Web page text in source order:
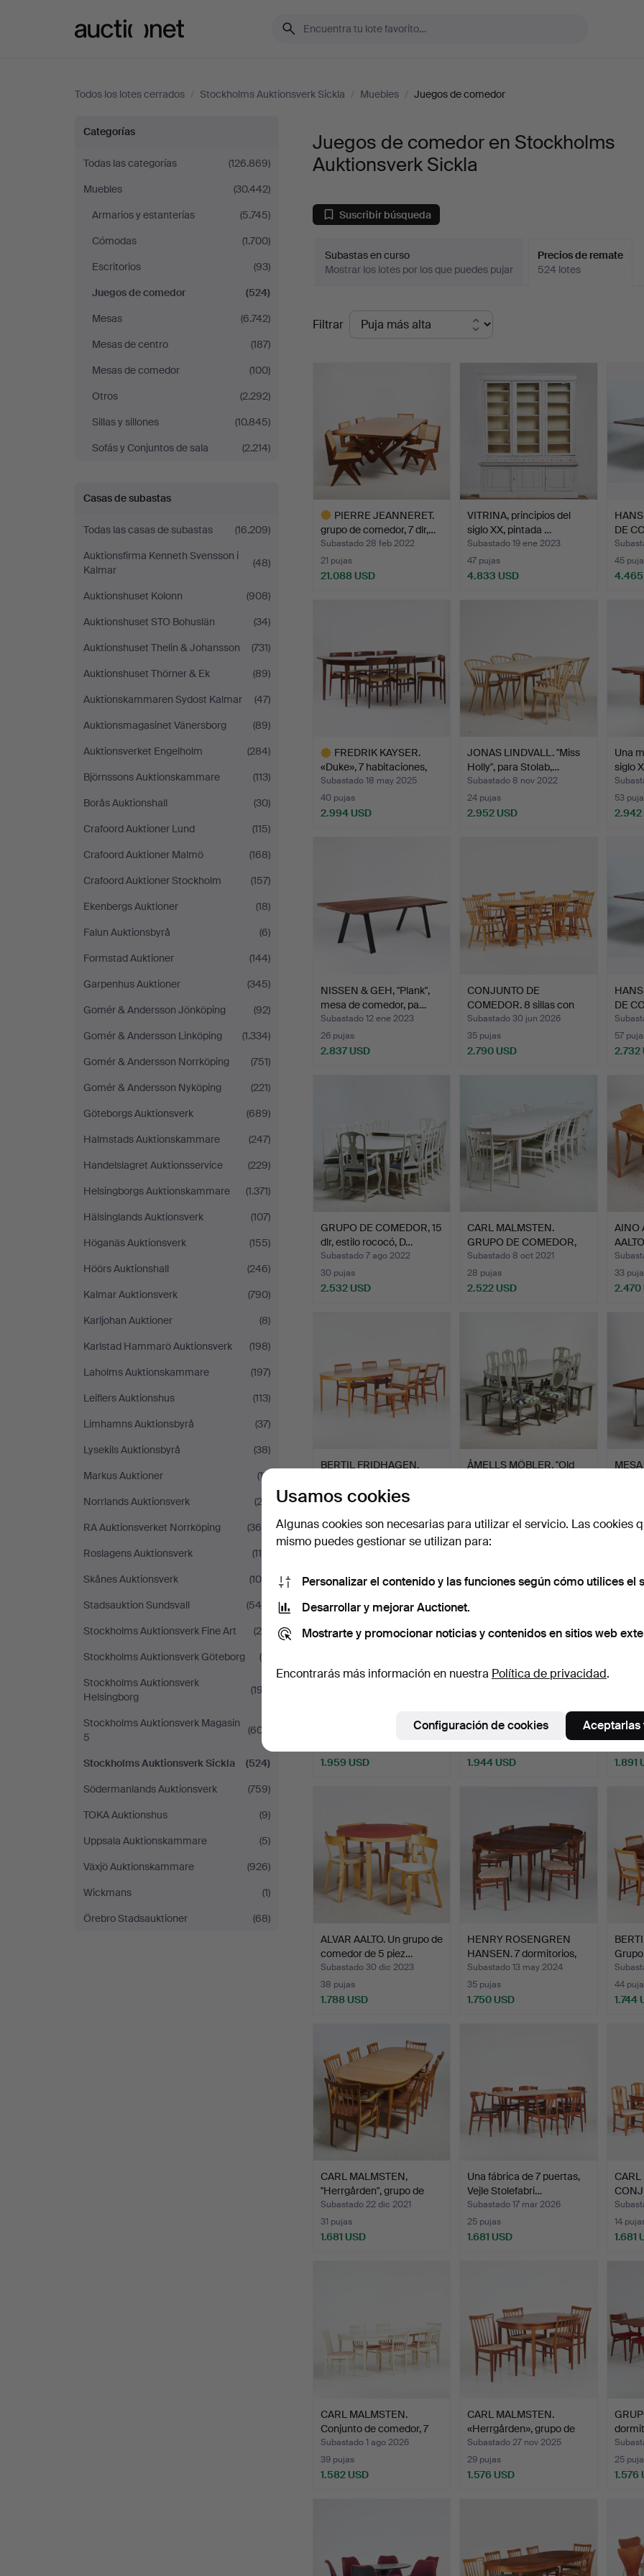
Todos los lotes cerrados / Stockholms Auktionsverk Sickla / Muebles / Juegos de comedor
Juegos
de
comedor
en
Stockholms
Auktionsverk
Sickla
Categorías
Todas las categorías
(126.869)
Muebles
(30.442)
Armarios y estanterías
(5.745)
Cómodas
(1.700)
Escritorios
(93)
Juegos de comedor
(524)
Mesas
(6.742)
Mesas de centro
(187)
Mesas de comedor
(100)
Otros
(2.292)
Sillas y sillones
(10.845)
Sofás y Conjuntos de sala
(2.214)
Casas de subastas
Todas las casas de subastas
(16.209)
Auktionsfirma Kenneth Svensson i
Kalmar
(48)
Auktionshuset Kolonn
(908)
Auktionshuset STO Bohuslän
(34)
Auktionshuset Thelin & Johansson
(731)
Auktionshuset Thörner & Ek
(89)
Auktionskammaren Sydost Kalmar
(47)
Auktionsmagasinet Vänersborg
(89)
Auktionsverket Engelholm
(284)
Björnssons Auktionskammare
(113)
Borås Auktionshall
(30)
Crafoord Auktioner Lund
(115)
Crafoord Auktioner Malmö
(168)
Crafoord Auktioner Stockholm
(157)
Ekenbergs Auktioner
(18)
Falun Auktionsbyrå
(6)
Formstad Auktioner
(144)
Garpenhus Auktioner
(345)
Gomér & Andersson Jönköping
(92)
Gomér & Andersson Linköping
(1.334)
Gomér & Andersson Norrköping
(751)
Gomér & Andersson Nyköping
(221)
Göteborgs Auktionsverk
(689)
Halmstads Auktionskammare
(247)
Handelslagret Auktionsservice
(229)
Helsingborgs Auktionskammare
(1.371)
Hälsinglands Auktionsverk
(107)
Höganäs Auktionsverk
(155)
Höörs Auktionshall
(246)
Kalmar Auktionsverk
(790)
Karljohan Auktioner
(8)
Karlstad Hammarö Auktionsverk
(198)
Laholms Auktionskammare
(197)
Leiflers Auktionshus
(113)
Limhamns Auktionsbyrå
(37)
Lysekils Auktionsbyrå
(38)
Markus Auktioner
(17)
Norrlands Auktionsverk
(22)
RA Auktionsverket Norrköping
(365)
Roslagens Auktionsverk
(110)
Skånes Auktionsverk
(104)
Stadsauktion Sundsvall
(549)
Stockholms Auktionsverk Fine Art
(25)
Stockholms Auktionsverk Göteborg
(8)
Stockholms Auktionsverk
Helsingborg
(197)
Stockholms Auktionsverk Magasin
5
(607)
Stockholms Auktionsverk Sickla
(524)
Södermanlands Auktionsverk
(759)
TOKA Auktionshus
(9)
Uppsala Auktionskammare
(5)
Växjö Auktionskammare
(926)
Wickmans
(1)
Örebro Stadsauktioner
(68)
Juegos de comedor en Stockholms
Auktionsverk Sickla
Suscribir búsqueda
Subastas en curso
Mostrar los lotes por los que puedes pujar
Precios de remate
524 lotes
Precios
de
Filtrar
PIERRE JEANNERET.
grupo de comedor, 7 dlr,…
Subastado 28 feb 2022
21 pujas
21.088 USD
VITRINA, principios del
siglo XX, pintada …
Subastado 19 ene 2023
47 pujas
4.833 USD
DE
m…
45
4.465
FREDRIK KAYSER.
«Duke», 7 habitaciones,
me…
Subastado 18 may 2025
40 pujas
2.994 USD
JONAS LINDVALL. "Miss
Holly", para Stolab,…
Subastado 8 nov 2022
24 pujas
2.952 USD
Una
siglo
53
2.942
NISSEN & GEH, "Plank",
mesa de comedor, pa…
Subastado 12 ene 2023
26 pujas
2.837 USD
CONJUNTO DE
COMEDOR. 8 sillas con
brazos C…
Subastado 30 jun 2026
35 pujas
2.790 USD
DE
m…
57
2.732
GRUPO DE COMEDOR, 15
dlr, estilo rococó, D…
Subastado 7 ago 2022
30 pujas
2.532 USD
CARL MALMSTEN.
GRUPO DE COMEDOR,
"Herrgård…
Subastado 8 oct 2021
28 pujas
2.522 USD
AINO
y…
33
2.470
BERTIL FRIDHAGEN.
«Facet…
Subastado 18 jun 2025
2.109 USD
ÅMELLS MÖBLER, "Old
2.101 USD 2.049
1.959 USD
mesa de comedor, modelo
"CH…
Subastado 27 sep 2021
1.944 USD
de
1.891
ALVAR AALTO. Un grupo de
comedor de 5 piez…
Subastado 30 dic 2023
38 pujas
1.788 USD
HENRY ROSENGREN
HANSEN. 7 dormitorios,
mes…
Subastado 13 may 2024
35 pujas
1.750 USD
piez…
44
1.744
CARL MALMSTEN,
"Herrgården", grupo de
come…
Subastado 22 dic 2021
31 pujas
1.681 USD
Una fábrica de 7 puertas,
Vejle Stolefabri…
Subastado 17 mar 2026
25 pujas
1.681 USD
CARL
14
1.681
CARL MALMSTEN.
Conjunto de comedor, 7
piez…
Subastado 1 ago 2026
39 pujas
1.582 USD
CARL MALMSTEN.
«Herrgården», grupo de
come…
Subastado 27 nov 2025
29 pujas
1.576 USD
25
1.576
Usamos cookies
Algunas cookies son necesarias para utilizar el servicio. Las cookies
mismo puedes gestionar se utilizan para:
Personalizar el contenido y las funciones según cómo utilices el
Desarrollar y mejorar Auctionet.
Mostrarte y promocionar noticias y contenidos en sitios web
Encontrarás más información en nuestra Política de privacidad.
Configuración de cookies Aceptarlas